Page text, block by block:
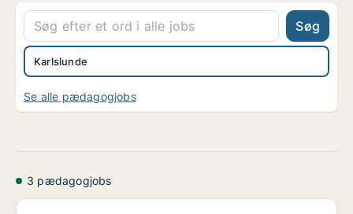
Søg
Karlslunde
Se alle pædagogjobs
3 pædagogjobs
Pædagogiske medarbejdere søges til Else Hus